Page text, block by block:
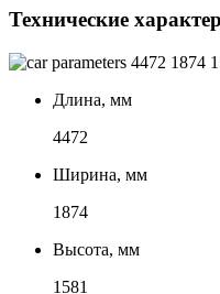
Технические
4472 1874
Длина, мм
4472
Ширина, мм
1874
Высота, мм
1581